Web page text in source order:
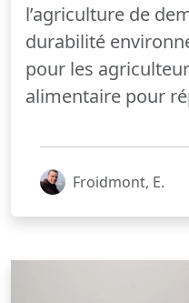
l’agriculture de
durabilité
pour les
alimentaire pour
Froidmont, E.